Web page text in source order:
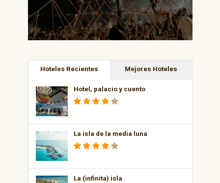
Hoteles Recientes Mejores Hoteles
Hotel, palacio y cuento
La isla de la media luna
La (infinita) isla